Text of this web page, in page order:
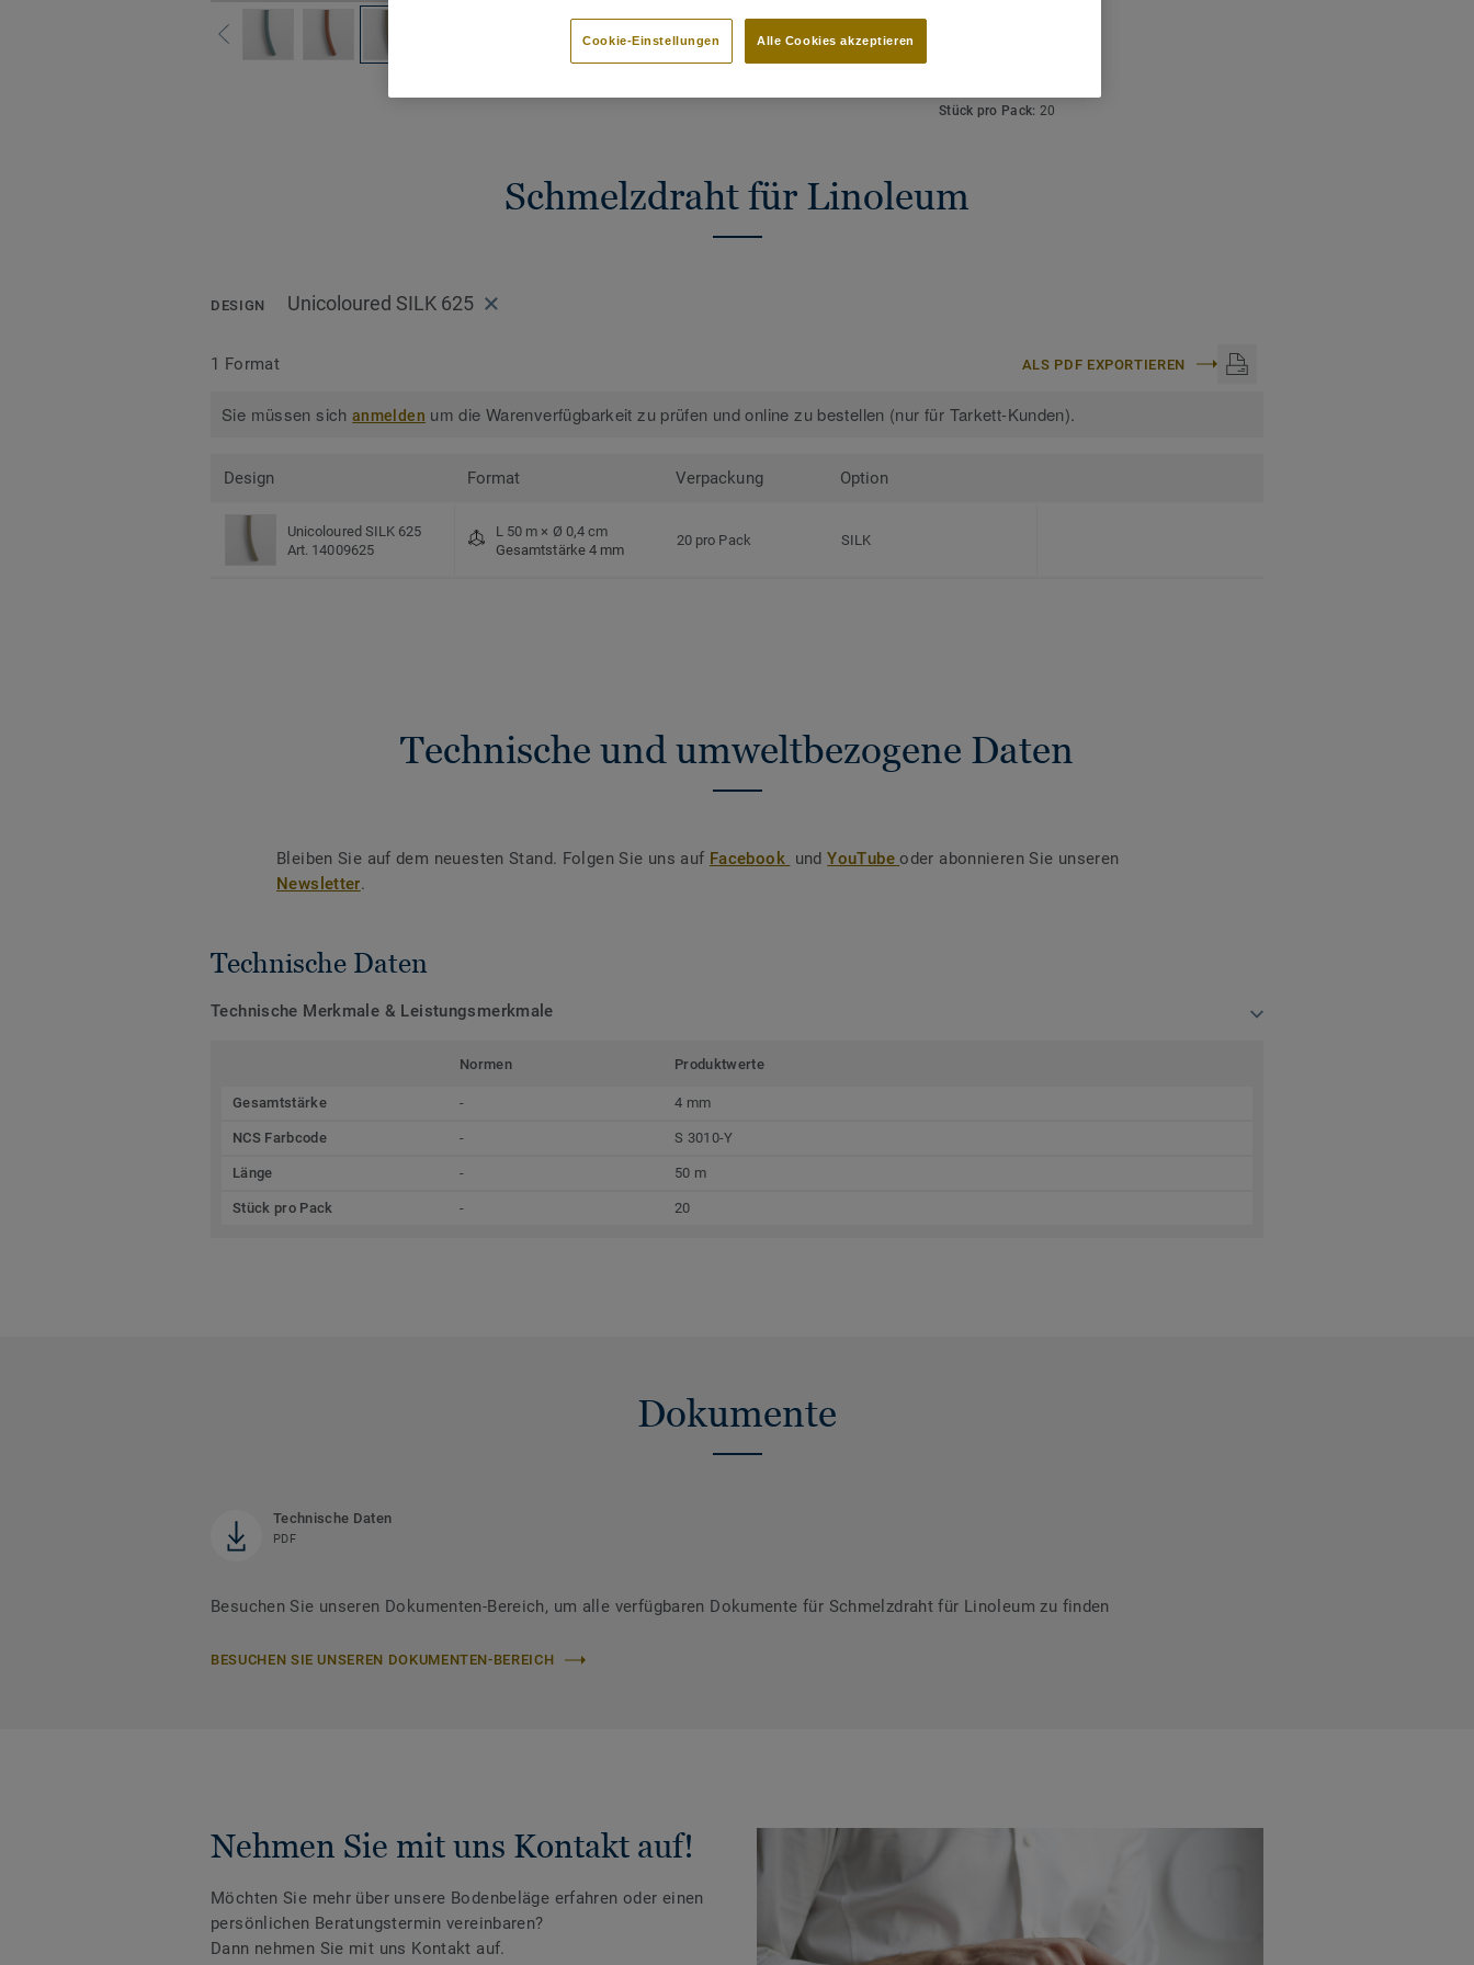
Verschweißung
Stück pro Pack: 20
Schmelzdraht für Linoleum
DESIGN Unicoloured SILK 625
1 Format ALS PDF EXPORTIEREN
Sie müssen sichanmelden um die Warenverfügbarkeit zu prüfen und online zu bestellen (nur für Tarkett-Kunden).
Design Format Verpackung Option
Unicoloured SILK 625
Art. 14009625
L 50 m × Ø 0,4 cm
Gesamtstärke 4 mm
20 pro Pack SILK
Technische und umweltbezogene Daten
Bleiben Sie auf dem neuesten Stand. Folgen Sie uns auf Facebook undYouTubeoder abonnieren Sie unseren
Newsletter.
Technische Daten
Technische Merkmale & Leistungsmerkmale
Normen Produktwerte
Gesamtstärke - 4 mm
NCS Farbcode - S 3010-Y
Länge - 50 m
Stück pro Pack - 20
Dokumente
Technische Daten
PDF
Besuchen Sie unseren Dokumenten-Bereich, um alle verfügbaren Dokumente für Schmelzdraht für Linoleum zu finden
BESUCHEN SIE UNSEREN DOKUMENTEN-BEREICH
Nehmen Sie mit uns Kontakt auf!
Möchten Sie mehr über unsere Bodenbeläge erfahren oder einen
persönlichen Beratungstermin vereinbaren?
Dann nehmen Sie mit uns Kontakt auf.
Alle Cookies akzeptieren
Cookie-Einstellungen